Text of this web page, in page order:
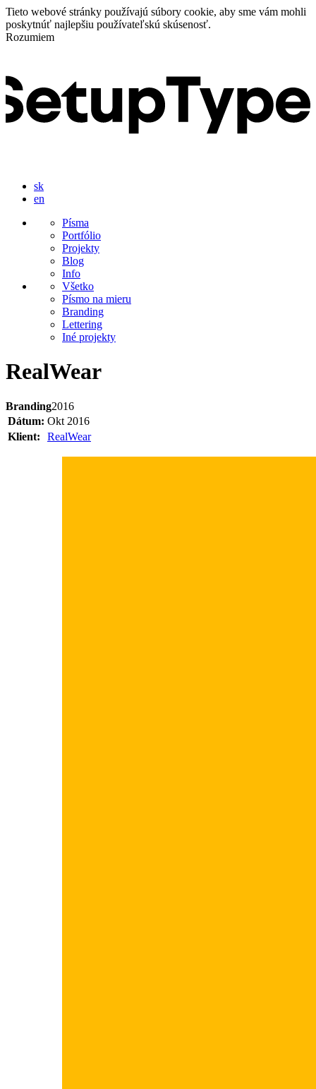
Tieto webové stránky používajú súbory cookie, aby sme vám mohli
poskytnúť najlepšiu používateľskú skúsenosť.
Rozumiem
sk
en
Písma
Portfólio
Projekty
Blog
Info
Všetko
Písmo na mieru
Branding
Lettering
Iné projekty
RealWear
Branding2016
Dátum: Okt 2016
Klient:
RealWear